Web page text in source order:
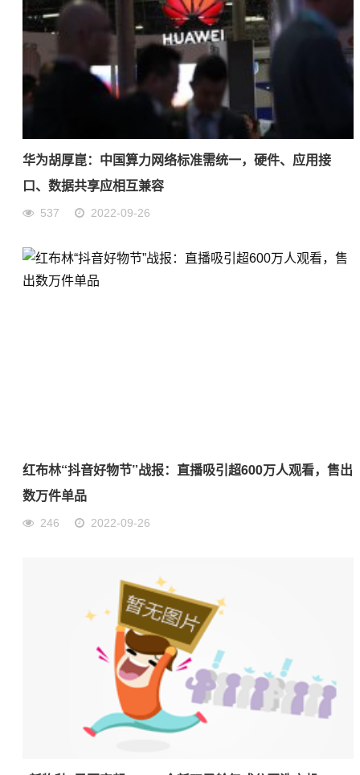
华为胡厚崑：中国算力网络标准需统一，硬件、应用接
口、数据共享应相互兼容
537 2022-09-26
红布林“抖音好物节”战报：直播吸引超600万人观看，售出
数万件单品
246 2022-09-26